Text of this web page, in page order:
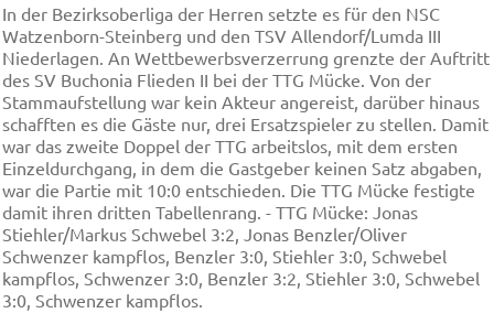
In der Bezirksoberliga der Herren setzte es für den NSC
Watzenborn-Steinberg und den TSV Allendorf/Lumda III
Niederlagen. An Wettbewerbsverzerrung grenzte der Auftritt
des SV Buchonia Flieden II bei der TTG Mücke. Von der
Stammaufstellung war kein Akteur angereist, darüber hinaus
schafften es die Gäste nur, drei Ersatzspieler zu stellen. Damit
war das zweite Doppel der TTG arbeitslos, mit dem ersten
Einzeldurchgang, in dem die Gastgeber keinen Satz abgaben,
war die Partie mit 10:0 entschieden. Die TTG Mücke festigte
damit ihren dritten Tabellenrang. - TTG Mücke: Jonas
Stiehler/Markus Schwebel 3:2, Jonas Benzler/Oliver
Schwenzer kampflos, Benzler 3:0, Stiehler 3:0, Schwebel
kampflos, Schwenzer 3:0, Benzler 3:2, Stiehler 3:0, Schwebel
3:0, Schwenzer kampflos.